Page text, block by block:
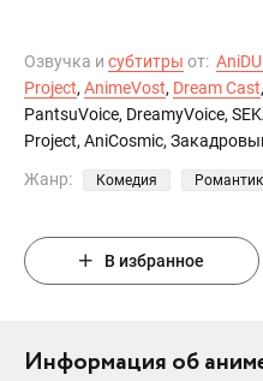
Озвучка и субтитры от:
Project, AnimeVost, Dream Cast,
PantsuVoice, DreamyVoice,
Project, AniCosmic,
Жанр:
Комедия
В избранное
Информация об